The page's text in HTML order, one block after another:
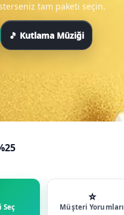
tam paketi seçin.
🎵 Kutlama Müziği
⭐
Müşteri Yorumları